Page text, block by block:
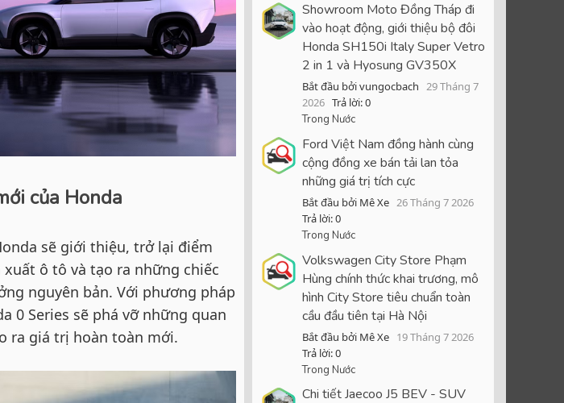
của Honda
sẽ giới thiệu, trở lại điểm
ô tô và tạo ra những chiếc
nguyên bản. Với phương pháp
0 Series sẽ phá vỡ những quan
ra giá trị hoàn toàn mới.
Showroom Moto Đồng Tháp đi
vào hoạt động, giới thiệu bộ đôi
Honda SH150i Italy Super Vetro
2 in 1 và Hyosung GV350X
Bắt đầu bởi vungocbach 29 Tháng 7
2026 Trả lời: 0
Trong Nước
Ford Việt Nam đồng hành cùng
cộng đồng xe bán tải lan tỏa
những giá trị tích cực
Bắt đầu bởi Mê Xe 26 Tháng 7 2026
Trả lời: 0
Trong Nước
Volkswagen City Store Phạm
Hùng chính thức khai trương, mô
hình City Store tiêu chuẩn toàn
cầu đầu tiên tại Hà Nội
Bắt đầu bởi Mê Xe 19 Tháng 7 2026
Trả lời: 0
Trong Nước
Chi tiết Jaecoo J5 BEV - SUV